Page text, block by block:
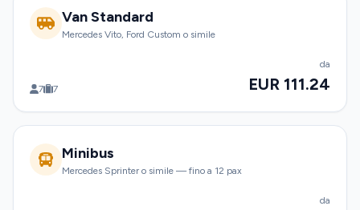
Van Standard
Mercedes Vito, Ford Custom o simile
7 7
da
EUR 111.24
Minibus
Mercedes Sprinter o simile — fino a 12 pax
da